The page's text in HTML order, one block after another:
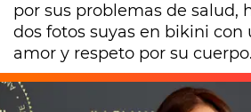
por sus problemas de salud,
dos fotos suyas en bikini con
amor y respeto por su cuerpo.